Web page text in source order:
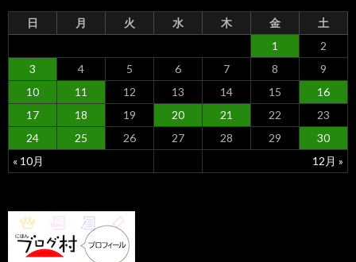
日 月 火 水 木 金 土
« 10月 12月 »
1
2
3
4 5 6 7 8
9
10
11 12 13 14 15
16
17
18 19 20 21 22
23
24
25 26 27 28 29 30